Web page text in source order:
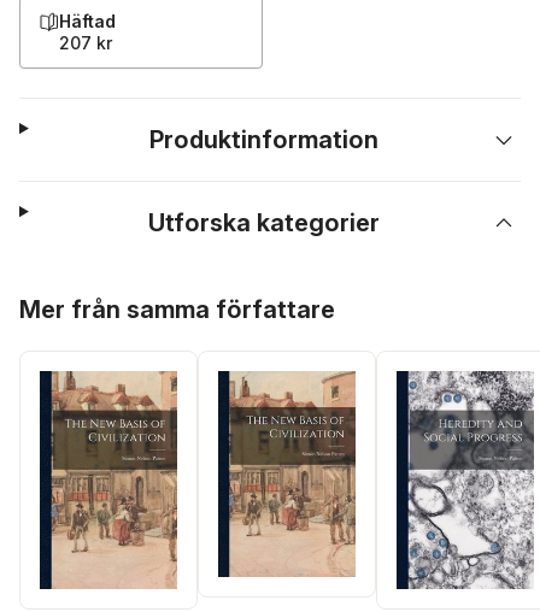
Häftad
207 kr
Produktinformation
Utforska kategorier
Mer från samma författare